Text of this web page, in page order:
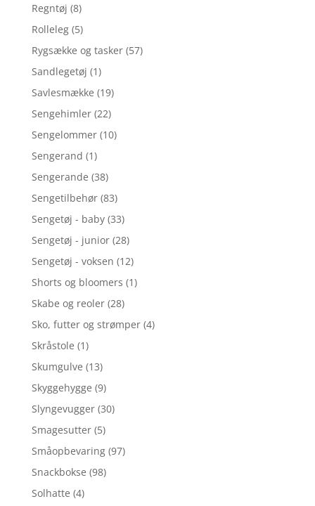
Regntøj (8)
Rolleleg (5)
Rygsække og tasker (57)
Sandlegetøj (1)
Savlesmække (19)
Sengehimler (22)
Sengelommer (10)
Sengerand (1)
Sengerande (38)
Sengetilbehør (83)
Sengetøj - baby (33)
Sengetøj - junior (28)
Sengetøj - voksen (12)
Shorts og bloomers (1)
Skabe og reoler (28)
Sko, futter og strømper (4)
Skråstole (1)
Skumgulve (13)
Skyggehygge (9)
Slyngevugger (30)
Smagesutter (5)
Småopbevaring (97)
Snackbokse (98)
Solhatte (4)